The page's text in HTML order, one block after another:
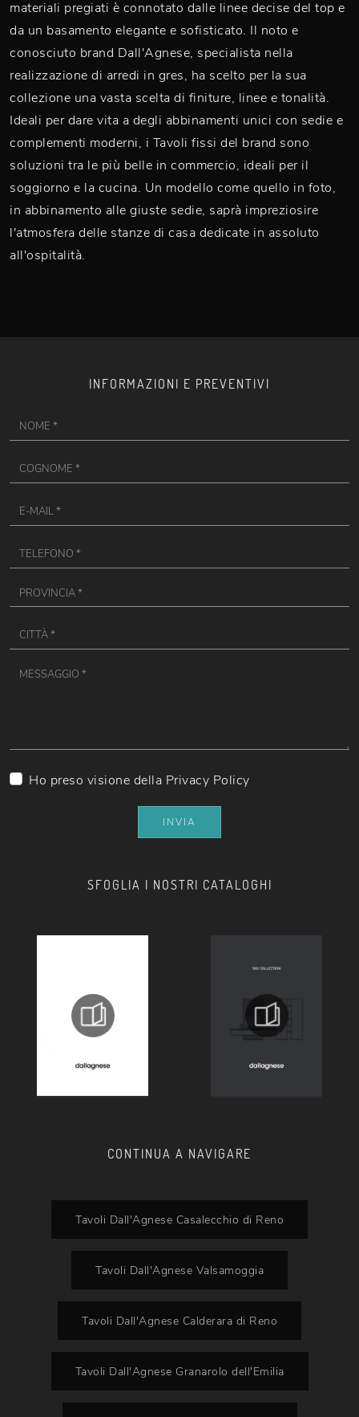
materiali pregiati è connotato dalle linee decise del top e
da un basamento elegante e sofisticato. Il noto e
conosciuto brand Dall'Agnese, specialista nella
realizzazione di arredi in gres, ha scelto per la sua
collezione una vasta scelta di finiture, linee e tonalità.
Ideali per dare vita a degli abbinamenti unici con sedie e
complementi moderni, i Tavoli fissi del brand sono
soluzioni tra le più belle in commercio, ideali per il
soggiorno e la cucina. Un modello come quello in foto,
in abbinamento alle giuste sedie, saprà impreziosire
l'atmosfera delle stanze di casa dedicate in assoluto
all'ospitalità.
SFOGLIA I NOSTRI CATALOGHI
CONTINUA A NAVIGARE
Tavoli Dall'Agnese Casalecchio di Reno
Tavoli Dall'Agnese Valsamoggia
Tavoli Dall'Agnese Calderara di Reno
Tavoli Dall'Agnese Granarolo dell'Emilia
INFORMAZIONI E PREVENTIVI
Ho preso visione della Privacy Policy
INVIA